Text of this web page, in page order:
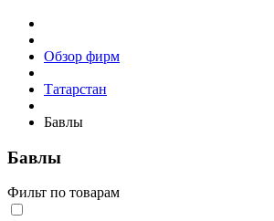
Обзор фирм
Татарстан
Бавлы
Бавлы
Фильт по товарам